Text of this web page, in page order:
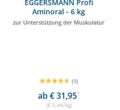
EGGERSMANN Profi
Aminoral - 6 kg
zur Unterstützung der Muskulatur
(9)
ab € 31,951
(€ 5,44/kg)